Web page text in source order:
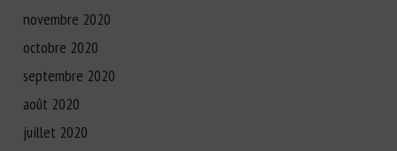
novembre 2020
octobre 2020
septembre 2020
août 2020
juillet 2020